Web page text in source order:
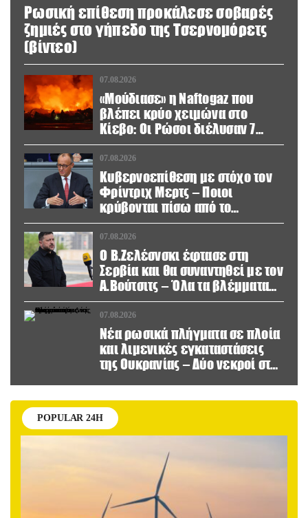
Ρωσική επίθεση προκάλεσε σοβαρές
ζημιές στο γήπεδο της Τσερνομόρετς
(βίντεο)
07.08.2026
«Μούδιασε» η Naftogaz που
βλέπει κρύο χειμώνα στο
Κίεβο: Οι Ρώσοι διέλυσαν 7
εγκαταστάσεις του ουκρανικού
κολοσσού!
07.08.2026
Κυβερνοεπίθεση με στόχο τον
Φρίντριχ Μερτς – Ποιοι
κρύβονται πίσω από το
παραποιημένο βίντεο
07.08.2026
Ο Β.Ζελέσνσκι έφτασε στη
Σερβία και θα συναντηθεί με τον
Α.Βούτσιτς – Όλα τα βλέμματα
στις σχέσεις με τη Ρωσία
07.08.2026
Νέα ρωσικά πλήγματα σε πλοία
και λιμενικές εγκαταστάσεις
της Ουκρανίας – Δύο νεκροί στην
POPULAR 24H